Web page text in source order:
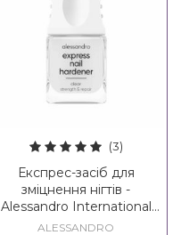
(3)
Експрес-засіб для
зміцнення нігтів -
Alessandro International
Express Nail Hardener
ALESSANDRO